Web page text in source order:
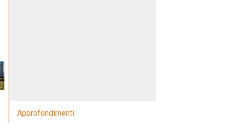
Approfondimenti